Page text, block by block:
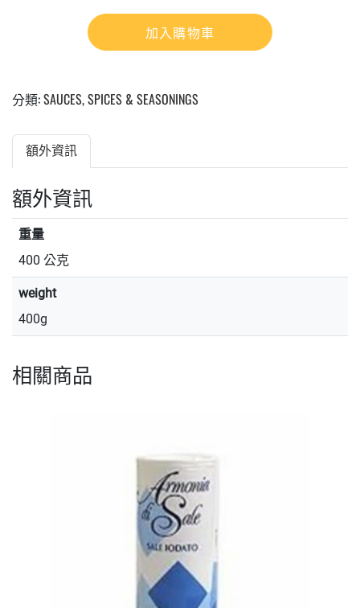
加入購物車
分類:SAUCES, SPICES & SEASONINGS
額外資訊
額外資訊
重量
400 公克
weight
400g
相關商品